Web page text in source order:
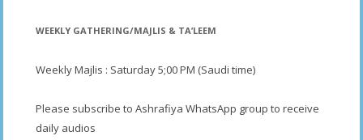
WEEKLY GATHERING/MAJLIS & TA’LEEM
Weekly Majlis : Saturday 5;00 PM (Saudi time)
Please subscribe to Ashrafiya WhatsApp group to receive
daily audios